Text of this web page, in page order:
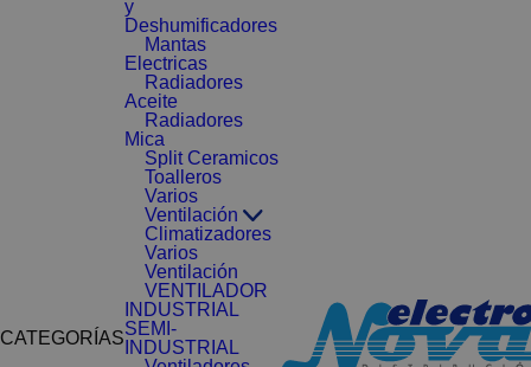
CATEGORÍAS
y
Deshumificadores
Mantas
Electricas
Radiadores
Aceite
Radiadores
Mica
Split Ceramicos
Toalleros
Varios
Ventilación
Climatizadores
Varios
Ventilación
VENTILADOR
INDUSTRIAL
SEMI-
INDUSTRIAL